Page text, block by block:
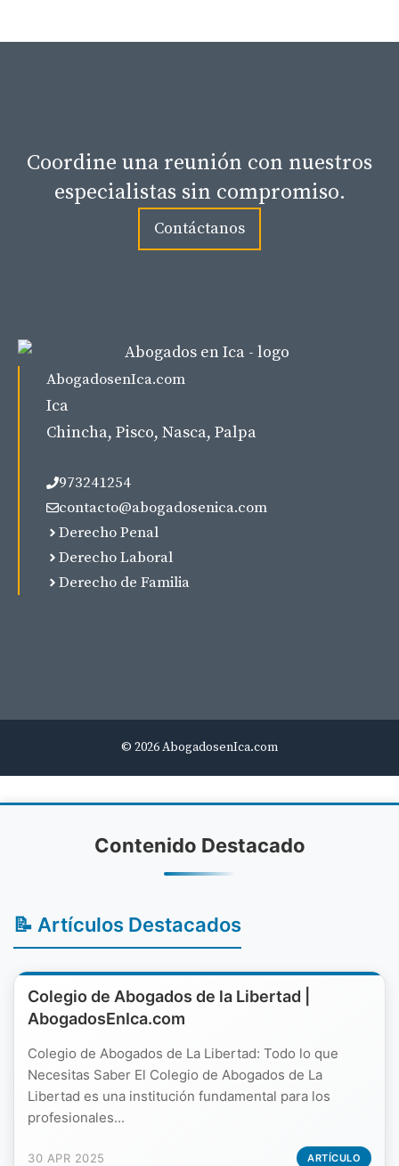
Coordine una reunión con nuestros
especialistas sin compromiso.
Contáctanos
AbogadosenIca.com
Ica
Chincha, Pisco, Nasca, Palpa
973241254
contacto@abogadosenica.com
Derecho Penal
Derecho Laboral
Derecho de Familia
© 2026 AbogadosenIca.com
Contenido Destacado
📝 Artículos Destacados
Colegio de Abogados de la Libertad |
AbogadosEnIca.com
Colegio de Abogados de La Libertad: Todo lo que
Necesitas Saber El Colegio de Abogados de La
Libertad es una institución fundamental para los
profesionales...
30 APR 2025 ARTÍCULO